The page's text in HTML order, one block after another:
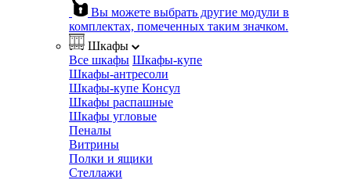
Вы можете выбрать другие модули в
комплектах, помеченных таким значком.
Шкафы
Все шкафы Шкафы-купе
Шкафы-антресоли
Шкафы-купе Консул
Шкафы распашные
Шкафы угловые
Пеналы
Витрины
Полки и ящики
Стеллажи